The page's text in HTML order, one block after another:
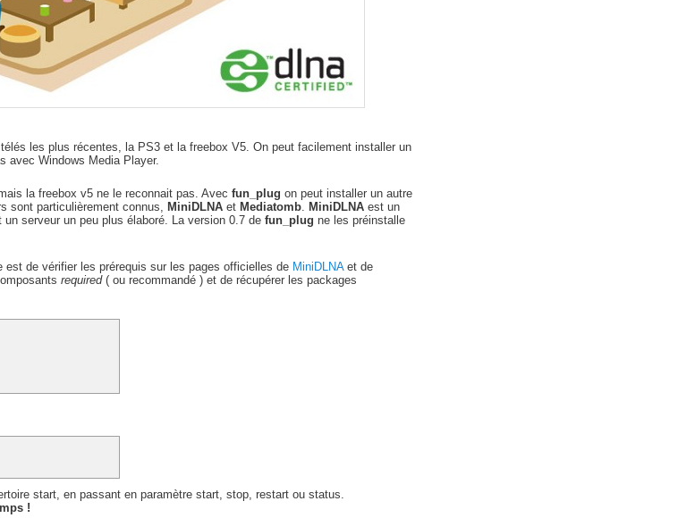
les plus récentes, la PS3 et la freebox V5. On peut facilement installer un
avec Windows Media Player.
la freebox v5 ne le reconnait pas. Avecfun_plug on peut installer un autre
sont particulièrement connus,
MiniDLNAet Mediatomb MiniDLNAest un
un serveur un peu plus élaboré. La version 0.7 defun_plug ne les préinstalle
de vérifier les prérequis sur les pages officielles de MiniDLNAet de
required( ou recommandé ) et de récupérer les packages
start, en passant en paramètre start, stop, restart ou status.
!